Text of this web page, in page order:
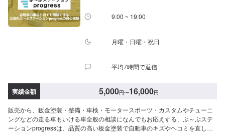
9:00 ~ 19:00
月曜・日曜・祝日
平均7時間で返信
実績金額 5,000円〜16,000円
販売から、鈑金塗装・整備・車検・モータースポーツ・カスタムやチューニ
ングなどの走る車もいける車全般の相談になんでもお応えする、ぶ～ぶステ
ーションprogressは、品質の高い板金塗装で自動車のキズやヘコミを直しま